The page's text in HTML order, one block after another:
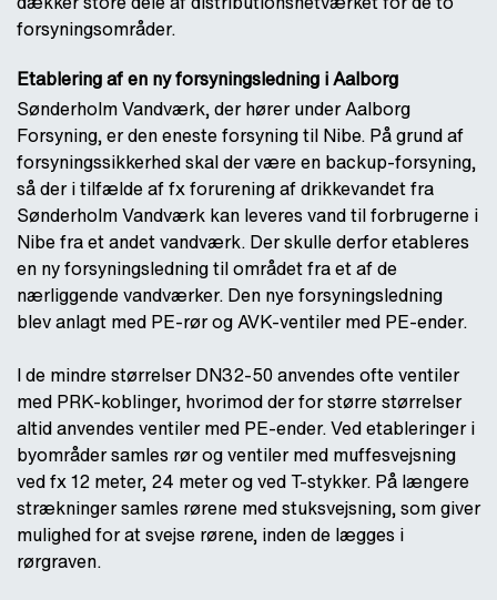
forsyningsområder.
Etablering af en ny forsyningsledning i Aalborg
Sønderholm Vandværk, der hører under Aalborg
Forsyning, er den eneste forsyning til Nibe. På grund af
forsyningssikkerhed skal der være en backup-forsyning,
så der i tilfælde af fx forurening af drikkevandet fra
Sønderholm Vandværk kan leveres vand til forbrugerne i
Nibe fra et andet vandværk. Der skulle derfor etableres
en ny forsyningsledning til området fra et af de
nærliggende vandværker. Den nye forsyningsledning
blev anlagt med PE-rør og AVK-ventiler med PE-ender.
I de mindre størrelser DN32-50 anvendes ofte ventiler
med PRK-koblinger, hvorimod der for større størrelser
altid anvendes ventiler med PE-ender. Ved etableringer i
byområder samles rør og ventiler med muffesvejsning
ved fx 12 meter, 24 meter og ved T-stykker. På længere
strækninger samles rørene med stuksvejsning, som giver
mulighed for at svejse rørene, inden de lægges i
rørgraven.